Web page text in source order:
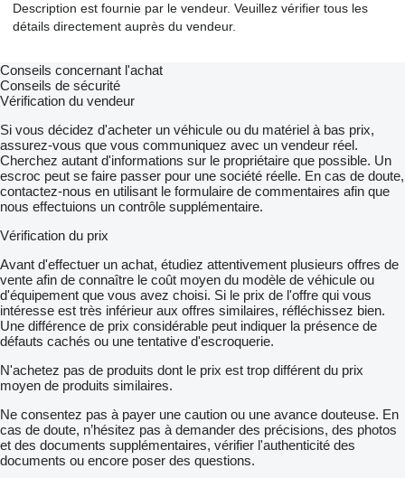
Description est fournie par le vendeur. Veuillez vérifier tous les
détails directement auprès du vendeur.
Conseils concernant l'achat
Conseils de sécurité
Vérification du vendeur
Si vous décidez d'acheter un véhicule ou du matériel à bas prix,
assurez-vous que vous communiquez avec un vendeur réel.
Cherchez autant d'informations sur le propriétaire que possible. Un
escroc peut se faire passer pour une société réelle. En cas de doute,
contactez-nous en utilisant le formulaire de commentaires afin que
nous effectuions un contrôle supplémentaire.
Vérification du prix
Avant d'effectuer un achat, étudiez attentivement plusieurs offres de
vente afin de connaître le coût moyen du modèle de véhicule ou
d'équipement que vous avez choisi. Si le prix de l'offre qui vous
intéresse est très inférieur aux offres similaires, réfléchissez bien.
Une différence de prix considérable peut indiquer la présence de
défauts cachés ou une tentative d'escroquerie.
N'achetez pas de produits dont le prix est trop différent du prix
moyen de produits similaires.
Ne consentez pas à payer une caution ou une avance douteuse. En
cas de doute, n’hésitez pas à demander des précisions, des photos
et des documents supplémentaires, vérifier l'authenticité des
documents ou encore poser des questions.